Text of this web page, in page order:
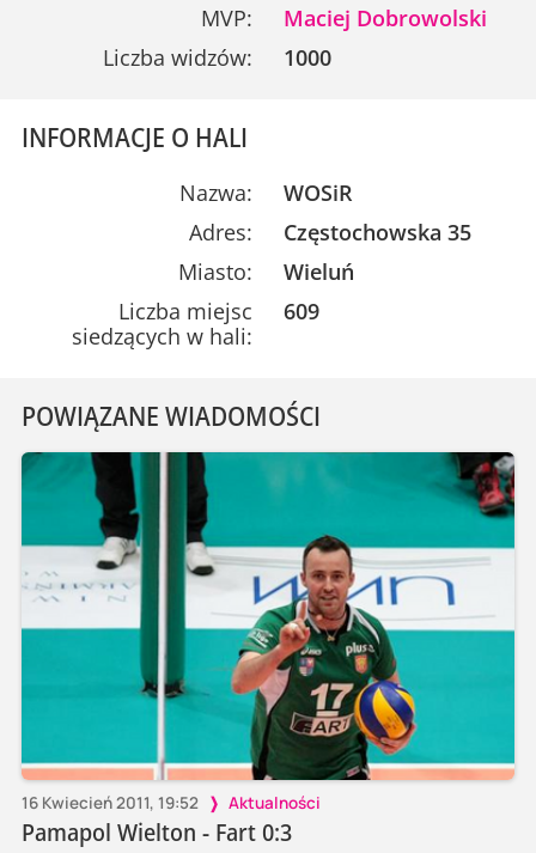
MVP:
Maciej Dobrowolski
Liczba widzów:
1000
INFORMACJE O HALI
Nazwa:
WOSiR
Adres:
Częstochowska 35
Miasto:
Wieluń
Liczba miejsc
siedzących w hali:
609
POWIĄZANE WIADOMOŚCI
16 Kwiecień 2011, 19:52 Aktualności
Pamapol Wielton - Fart 0:3